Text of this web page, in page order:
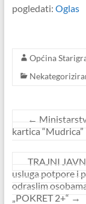
pogledati: Oglas
Općina
←
kartica “Mudrica”
TRAJNI
usluga potpore i
odraslim
„POKRET 2+“ →